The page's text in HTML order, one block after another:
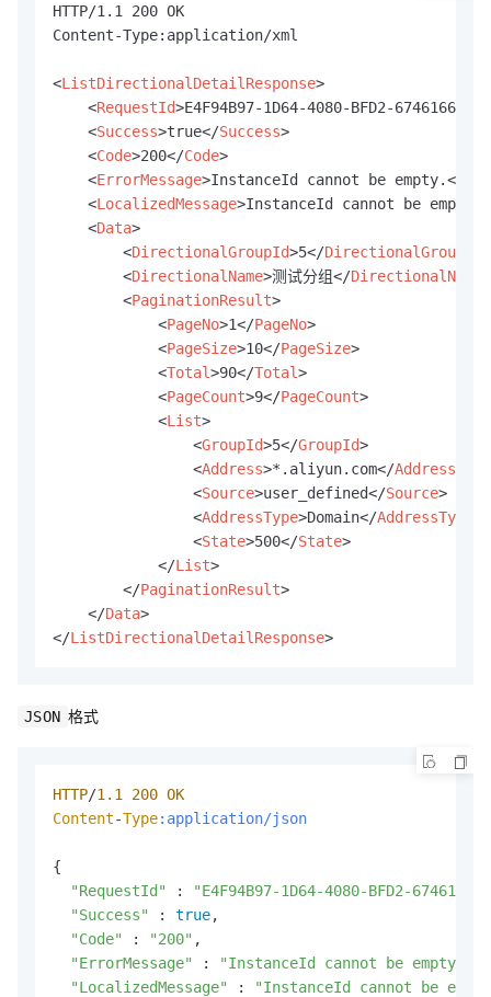
HTTP/1.1 200 OK
Content-Type:application/xml
<ListDirectionalDetailResponse>
<RequestId>E4F94B97-1D64-4080-BFD2-
<Success>true</Success>
<Code>200</Code>
<ErrorMessage>InstanceId cannot be empty.</
<LocalizedMessage>InstanceId cannot be empty.
<Data>
<DirectionalGroupId>5</DirectionalGroupId
<DirectionalName>测试分组</DirectionalName
<PaginationResult>
<PageNo>1</PageNo>
<PageSize>10</PageSize>
<Total>90</Total>
<PageCount>9</PageCount>
<List>
<GroupId>5</GroupId>
<Address>*.aliyun.com</Address
<Source>user_defined</Source>
<AddressType>Domain</AddressType
<State>500</State>
</List>
</PaginationResult>
</Data>
</ListDirectionalDetailResponse>
JSON 格式
HTTP/1.1 200 OK
Content-Type:application/json
{
"RequestId"
:
"E4F94B97-1D64-4080-BFD2-
"Success"
: true,
"Code"
: "200" ,
"ErrorMessage"
: "InstanceId cannot be empty."
"LocalizedMessage"
:
"InstanceId cannot be